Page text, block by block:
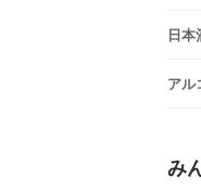
日本
アル
み